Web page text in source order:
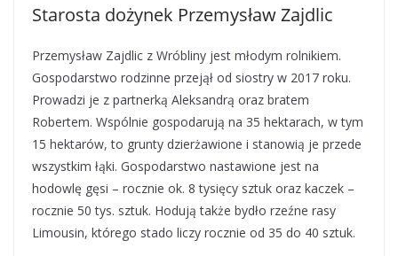
Starosta dożynek Przemysław Zajdlic
Przemysław Zajdlic z Wróbliny jest młodym rolnikiem.
Gospodarstwo rodzinne przejął od siostry w 2017 roku.
Prowadzi je z partnerką Aleksandrą oraz bratem
Robertem. Wspólnie gospodarują na 35 hektarach, w tym
15 hektarów, to grunty dzierżawione i stanowią je przede
wszystkim łąki. Gospodarstwo nastawione jest na
hodowlę gęsi – rocznie ok. 8 tysięcy sztuk oraz kaczek –
rocznie 50 tys. sztuk. Hodują także bydło rzeźne rasy
Limousin, którego stado liczy rocznie od 35 do 40 sztuk.